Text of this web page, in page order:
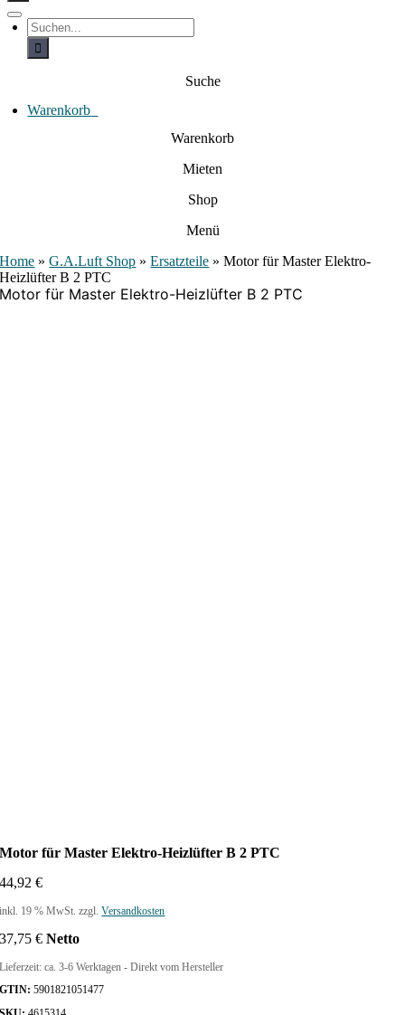
hT
o
a
S
u
h
c
h
Suche
Warenkorb
Warenkorb
Mieten
Shop
Menü
Home »G.A.Luft Shop »Ersatzteile »Motor für Master Elektro-
Heizlüfter B 2 PTC
Motor für Master Elektro-Heizlüfter B 2 PTC
Motor für Master Elektro-Heizlüfter B 2 PTC
44,92€
inkl. 19 % MwSt. zzgl.Versandkosten
37,75€ Netto
Lieferzeit:ca. 3-6 Werktagen - Direkt vom Hersteller
GTIN: 5901821051477